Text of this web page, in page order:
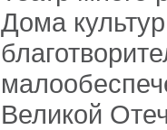
Дома
Великой